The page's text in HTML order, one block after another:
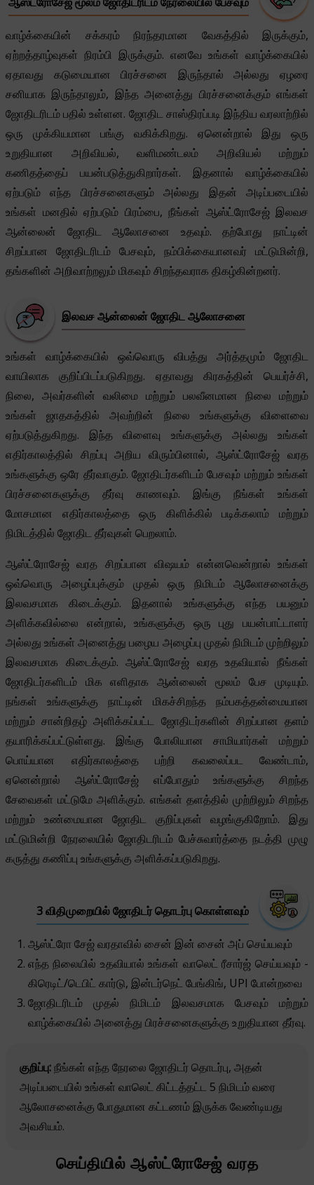
வாழ்க்கையின் சக்கரம் நிரந்தரமான வேகத்தில் இருக்கும்,
ஏற்றத்தாழ்வுகள் நிரம்பி இருக்கும். எனவே உங்கள் வாழ்க்கையில்
ஏதாவது கடுமையான பிரச்சனை இருந்தால் அல்லது ஏழரை
சனியாக இருந்தாலும், இந்த அனைத்து பிரச்சனைக்கும் எங்கள்
ஜோதிடரிடம் பதில் உள்ளன. ஜோதிட சாஸ்திரப்படி இந்திய வரலாற்றில்
ஒரு முக்கியமான பங்கு வகிக்கிறது. ஏனென்றால் இது ஒரு
உறுதியான அறிவியல், வளிமண்டலம் அறிவியல் மற்றும்
கணிதத்தைப் பயன்படுத்துகிறார்கள். இதனால் வாழ்க்கையில்
ஏற்படும் எந்த பிரச்சனைகளும் அல்லது இதன் அடிப்படையில்
உங்கள் மனதில் ஏற்படும் பிரம்பை, நீங்கள் ஆஸ்ட்ரோசேஜ் இலவச
ஆன்லைன் ஜோதிட ஆலோசனை உதவும். தற்போது நாட்டின்
சிறப்பான ஜோதிடரிடம் பேசவும், நம்பிக்கையானவர் மட்டுமின்றி,
தங்களின் அறிவாற்றலும் மிகவும் சிறந்தவராக திகழ்கின்றனர்.
இலவச ஆன்லைன் ஜோதிட ஆலோசனை
உங்கள் வாழ்க்கையில் ஒவ்வொரு விபத்து அர்த்தமும் ஜோதிட
வாயிலாக குறிப்பிடப்படுகிறது. ஏதாவது கிரகத்தின் பெயர்ச்சி,
நிலை, அவர்களின் வலிமை மற்றும் பலவீனமான நிலை மற்றும்
உங்கள் ஜாதகத்தில் அவற்றின் நிலை உங்களுக்கு விளைவை
ஏற்படுத்துகிறது. இந்த விளைவு உங்களுக்கு அல்லது உங்கள்
எதிர்காலத்தில் சிறப்பு அறிய விரும்பினால், ஆஸ்ட்ரோசேஜ் வரத
உங்களுக்கு ஒரே தீர்வாகும். ஜோதிடர்களிடம் பேசவும் மற்றும் உங்கள்
பிரச்சனைகளுக்கு தீர்வு காணவும். இங்கு நீங்கள் உங்கள்
மோசமான எதிர்காலத்தை ஒரு கிளிக்கில் படிக்கலாம் மற்றும்
நிமிடத்தில் ஜோதிட தீர்வுகள் பெறலாம்.
ஆஸ்ட்ரோசேஜ் வரத சிறப்பான விஷயம் என்னவென்றால் உங்கள்
ஒவ்வொரு அழைப்புக்கும் முதல் ஒரு நிமிடம் ஆலோசனைக்கு
இலவசமாக கிடைக்கும். இதனால் உங்களுக்கு எந்த பயனும்
அளிக்கவில்லை என்றால், உங்களுக்கு ஒரு புது பயன்பாட்டாளர்
அல்லது உங்கள் அனைத்து பழைய அழைப்பு முதல் நிமிடம் முற்றிலும்
இலவசமாக கிடைக்கும். ஆஸ்ட்ரோசேஜ் வரத உதவியால் நீங்கள்
ஜோதிடர்களிடம் மிக எளிதாக ஆன்லைன் மூலம் பேச முடியும்.
நங்கள் உங்களுக்கு நாட்டின் மிகச்சிறந்த நம்பகத்தன்மையான
மற்றும் சான்றிதழ் அளிக்கப்பட்ட ஜோதிடர்களின் சிறப்பான தளம்
தயாரிக்கப்பட்டுள்ளது. இங்கு போலியான சாமியார்கள் மற்றும்
பொய்யான எதிர்காலத்தை பற்றி கவலைப்பட வேண்டாம்,
ஏனென்றால் ஆஸ்ட்ரோசேஜ் எப்போதும் உங்களுக்கு சிறந்த
சேவைகள் மட்டுமே அளிக்கும். எங்கள் தளத்தில் முற்றிலும் சிறந்த
மற்றும் உண்மையான ஜோதிட குறிப்புகள் வழங்குகிறோம். இது
மட்டுமின்றி நேரலையில் ஜோதிடரிடம் பேச்சுவார்த்தை நடத்தி முழு
கருத்து கணிப்பு உங்களுக்கு அளிக்கப்படுகிறது.
3 விதிமுறையில் ஜோதிடர் தொடர்பு கொள்ளவும்
ஆஸ்ட்ரோ சேஜ் வரதாவில் சைன் இன் சைன் அப் செய்யவும்
எந்த நிலையில் உதவியால் உங்கள் வாலெட் ரீசார்ஜ் செய்யவும் -
கிரெடிட்/டெபிட் கார்டு, இன்டர்நெட் பேங்கிங், UPI போன்றவை
ஜோதிடரிடம் முதல் நிமிடம் இலவசமாக பேசவும் மற்றும்
வாழ்க்கையில் அனைத்து பிரச்சனைகளுக்கு உறுதியான தீர்வு.
குறிப்பு:நீங்கள் எந்த நேரலை ஜோதிடர் தொடர்பு, அதன்
அடிப்படையில் உங்கள் வாலெட் கிட்டத்தட்ட 5 நிமிடம் வரை
ஆலோசனைக்கு போதுமான கட்டணம் இருக்க வேண்டியது
அவசியம்.
செய்தியில் ஆஸ்ட்ரோசேஜ் வரத